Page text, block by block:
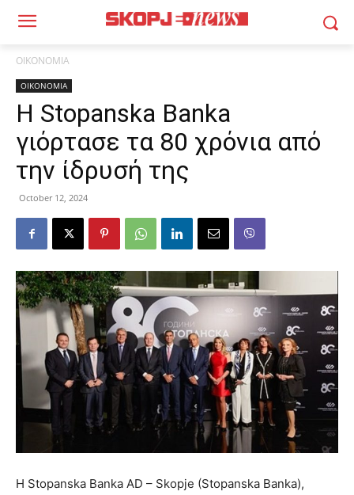
ΟΙΚΟΝΟΜΙΑ
ΟΙΚΟΝΟΜΙΑ
Η Stopanska Banka
γιόρτασε τα 80 χρόνια από
την ίδρυσή της
October 12, 2024
Η Stopanska Banka AD – Skopje (Stopanska Banka),